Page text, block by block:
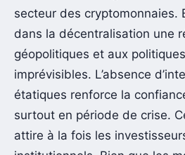
secteur des cryptomonnaies.
dans la décentralisation une
géopolitiques et aux
imprévisibles. L’absence
étatiques renforce la
surtout en période de crise.
attire à la fois les